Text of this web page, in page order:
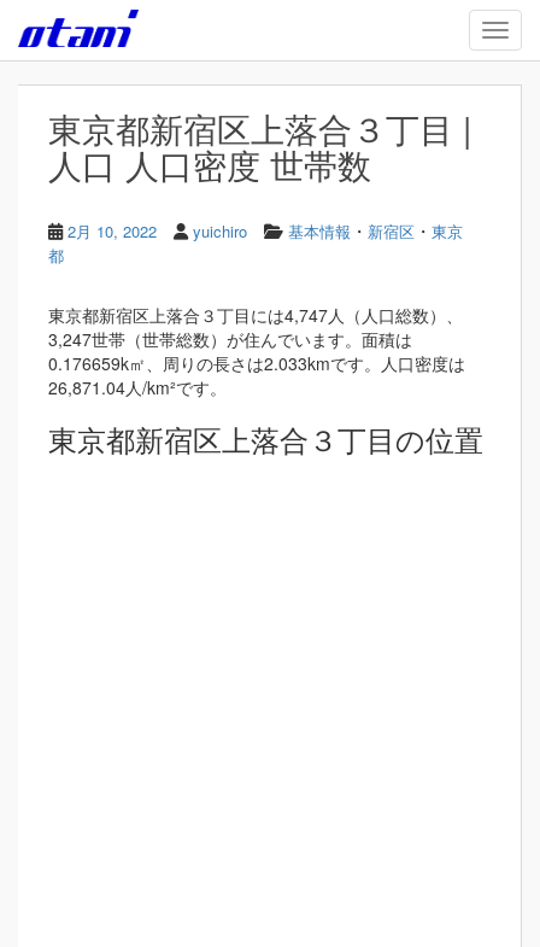
Skip to main content
東京都新宿区上落合３丁目 |
人口 人口密度 世帯数
2月 10, 2022 yuichiro 基本情報 ・ 新宿区 ・ 東京
都
東京都新宿区上落合３丁目には4,747人（人口総数）、
3,247世帯（世帯総数）が住んでいます。面積は
0.176659k㎡、周りの長さは2.033kmです。人口密度は
26,871.04人/km²です。
東京都新宿区上落合３丁目の位置